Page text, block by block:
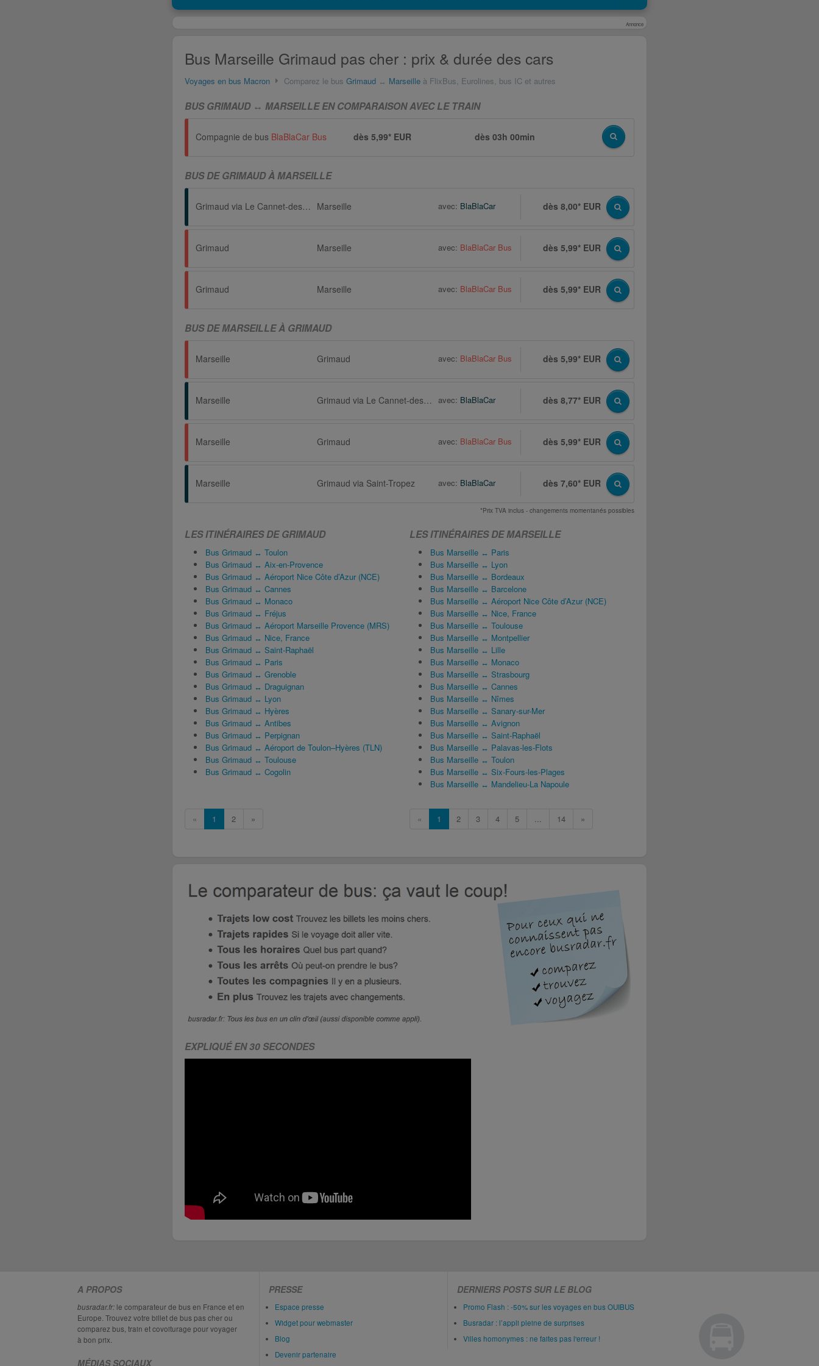
Annonce
Bus Marseille Grimaud pas cher : prix & durée des cars
Voyages en bus Macron Comparez le bus Grimaud ↔ Marseille à FlixBus, Eurolines, bus IC et autres
BUS GRIMAUD ↔ MARSEILLE EN COMPARAISON AVEC LE TRAIN
Compagnie de bus BlaBlaCar Bus dès 5,99* EUR dès03h 00min
BUS DE GRIMAUD À MARSEILLE
Grimaud via Le Cannet-des-Maures Marseille avec: BlaBlaCar dès 8,00* EUR
Grimaud Marseille avec: BlaBlaCar Bus dès 5,99* EUR
Grimaud Marseille avec: BlaBlaCar Bus dès 5,99* EUR
BUS DE MARSEILLE À GRIMAUD
Marseille Grimaud avec: BlaBlaCar Bus dès 5,99* EUR
Marseille Grimaud via Le Cannet-des-Maures avec: BlaBlaCar dès 8,77* EUR
Marseille Grimaud avec: BlaBlaCar Bus dès 5,99* EUR
Marseille Grimaud via Saint-Tropez avec: BlaBlaCar dès 7,60* EUR
*Prix TVA inclus - changements momentanés possibles
LES ITINÉRAIRES DE GRIMAUD
Bus Grimaud ↔ Toulon
Bus Grimaud ↔ Aix-en-Provence
Bus Grimaud ↔ Aéroport Nice Côte d’Azur (NCE)
Bus Grimaud ↔ Cannes
Bus Grimaud ↔ Monaco
Bus Grimaud ↔ Fréjus
Bus Grimaud ↔ Aéroport Marseille Provence (MRS)
Bus Grimaud ↔ Nice, France
Bus Grimaud ↔ Saint-Raphaël
Bus Grimaud ↔ Paris
Bus Grimaud ↔ Grenoble
Bus Grimaud ↔ Draguignan
Bus Grimaud ↔ Lyon
Bus Grimaud ↔ Hyères
Bus Grimaud ↔ Antibes
Bus Grimaud ↔ Perpignan
Bus Grimaud ↔ Aéroport de Toulon–Hyères (TLN)
Bus Grimaud ↔ Toulouse
Bus Grimaud ↔ Cogolin
« 1 2 »
LES ITINÉRAIRES DE MARSEILLE
Bus Marseille ↔ Paris
Bus Marseille ↔ Lyon
Bus Marseille ↔ Bordeaux
Bus Marseille ↔ Barcelone
Bus Marseille ↔ Aéroport Nice Côte d’Azur (NCE)
Bus Marseille ↔ Nice, France
Bus Marseille ↔ Toulouse
Bus Marseille ↔ Montpellier
Bus Marseille ↔ Lille
Bus Marseille ↔ Monaco
Bus Marseille ↔ Strasbourg
Bus Marseille ↔ Cannes
Bus Marseille ↔ Nîmes
Bus Marseille ↔ Sanary-sur-Mer
Bus Marseille ↔ Avignon
Bus Marseille ↔ Saint-Raphaël
Bus Marseille ↔ Palavas-les-Flots
Bus Marseille ↔ Toulon
Bus Marseille ↔ Six-Fours-les-Plages
Bus Marseille ↔ Mandelieu-La Napoule
« 1 2 3 4 5 ... 14 »
EXPLIQUÉ EN 30 SECONDES
A PROPOS
busradar.fr: le comparateur de bus en France et en
Europe. Trouvez votre billet de bus pas cher ou
comparez bus, train et covoiturage pour voyager
à bon prix.
MÉDIAS SOCIAUX
PRESSE
Espace presse
Widget pour webmaster
Blog
Devenir partenaire
DERNIERS POSTS SUR LE BLOG
Promo Flash : -50% sur les voyages en bus OUIBUS
Busradar : l’appli pleine de surprises
Villes homonymes : ne faites pas l'erreur !